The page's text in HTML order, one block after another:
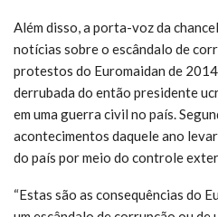
Além disso, a porta-voz da
notícias sobre o escândalo de
protestos do Euromaidan de
derrubada do então presidente
em uma guerra civil no país.
acontecimentos daquele ano
do país por meio do controle
“Estas são as consequências do